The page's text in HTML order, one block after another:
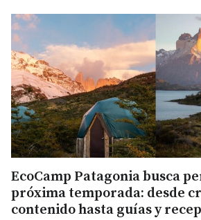
EcoCamp Patagonia busca
próxima temporada: desde
contenido hasta guías y